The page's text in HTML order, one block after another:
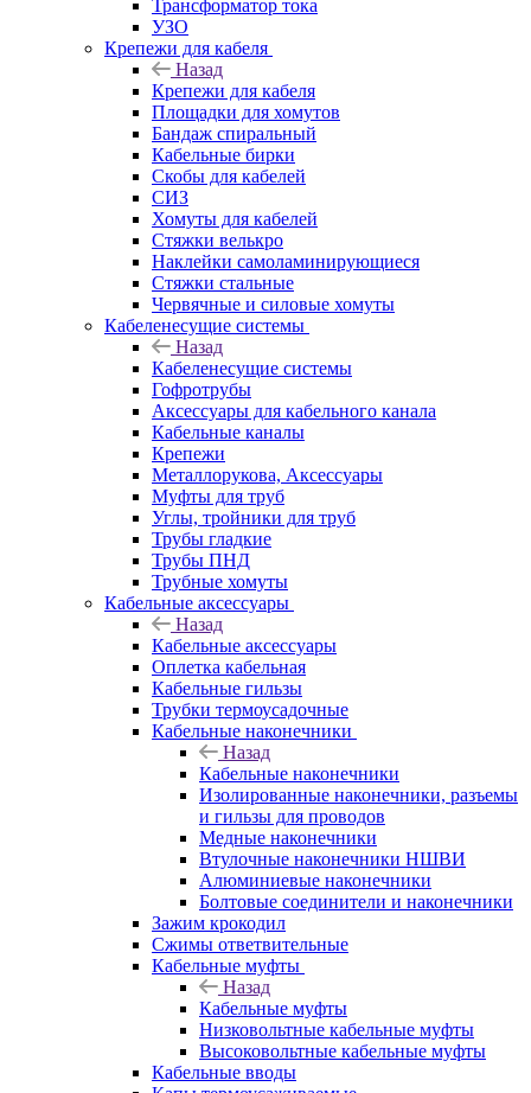
Трансформатор тока
УЗО
Крепежи для кабеля
Назад
Крепежи для кабеля
Площадки для хомутов
Бандаж спиральный
Кабельные бирки
Cкобы для кабелей
СИЗ
Хомуты для кабелей
Стяжки велькро
Наклейки самоламинирующиеся
Стяжки стальные
Червячные и силовые хомуты
Кабеленесущие системы
Назад
Кабеленесущие системы
Гофротрубы
Аксессуары для кабельного канала
Кабельные каналы
Крепежи
Металлорукова, Аксессуары
Муфты для труб
Углы, тройники для труб
Трубы гладкие
Трубы ПНД
Трубные хомуты
Кабельные аксессуары
Назад
Кабельные аксессуары
Оплетка кабельная
Кабельные гильзы
Трубки термоусадочные
Кабельные наконечники
Назад
Кабельные наконечники
Изолированные наконечники, разъемы
и гильзы для проводов
Медные наконечники
Втулочные наконечники НШВИ
Алюминиевые наконечники
Болтовые соединители и наконечники
Зажим крокодил
Сжимы ответвительные
Кабельные муфты
Назад
Кабельные муфты
Низковольтные кабельные муфты
Высоковольтные кабельные муфты
Кабельные вводы